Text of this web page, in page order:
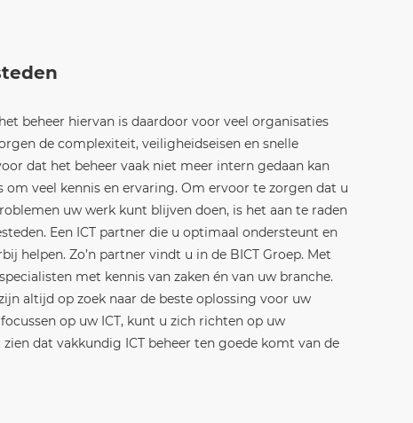
beheer hiervan is daardoor voor veel organisaties
de complexiteit, veiligheidseisen en snelle
dat het beheer vaak niet meer intern gedaan kan
veel kennis en ervaring. Om ervoor te zorgen dat u
uw werk kunt blijven doen, is het aan te raden
Een ICT partner die u optimaal ondersteunt en
helpen. Zo’n partner vindt u in de BICT Groep. Met
met kennis van zaken én van uw branche.
altijd op zoek naar de beste oplossing voor uw
op uw ICT, kunt u zich richten op uw
dat vakkundig ICT beheer ten goede komt van de